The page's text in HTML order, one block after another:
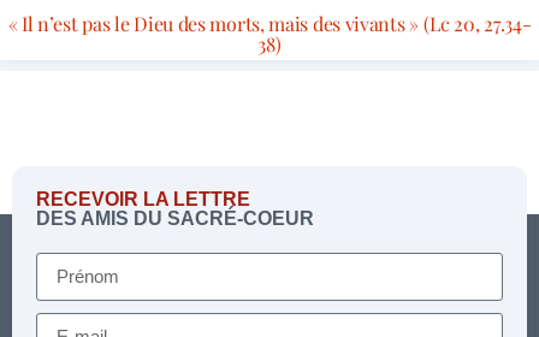
« Il n’est pas le Dieu des morts, mais des vivants » (Lc 20, 27.34-
38)
RECEVOIR LA LETTRE
DES AMIS DU SACRÉ-COEUR